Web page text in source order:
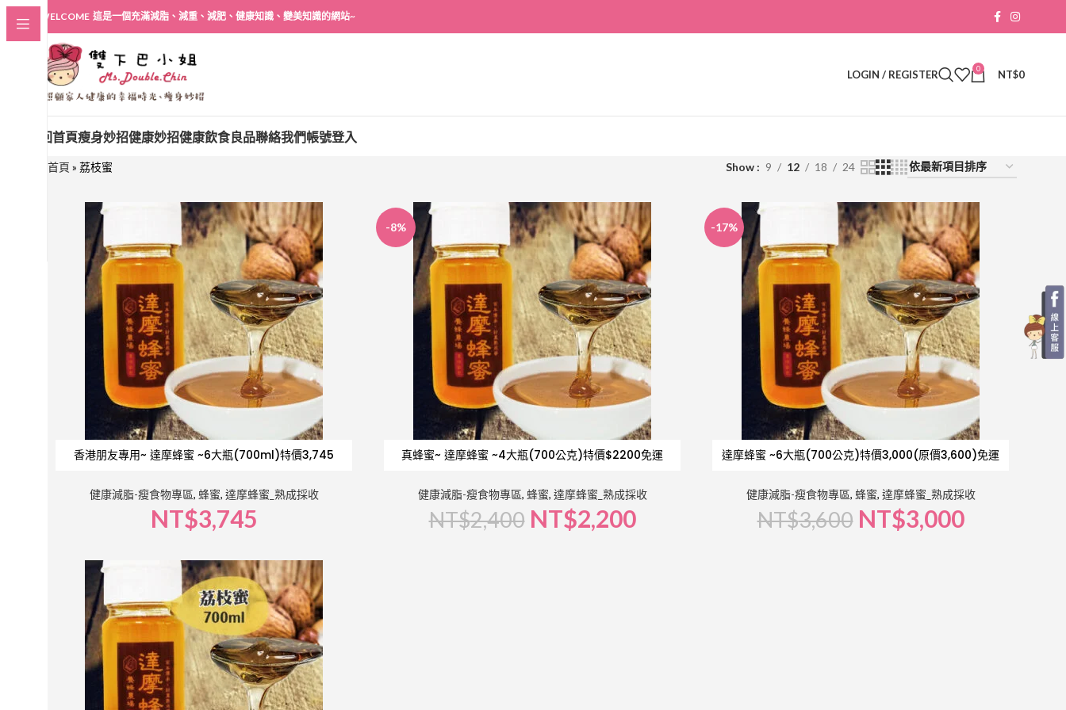
WELCOME 這是一個充滿減脂、減重、減肥、健康知識、變美知識的網站~
LOGIN / REGISTER 0 NT$0
回首頁瘦身妙招健康妙招健康飲食良品聯絡我們帳號登入
首頁 » 荔枝蜜 Show 9 12 18 24
香港朋友專用~ 達摩蜂蜜 ~6大瓶(700ml)特價3,745
健康減脂-瘦食物專區, 蜂蜜, 達摩蜂蜜_熟成採收
NT$3,745
-8%
真蜂蜜~ 達摩蜂蜜 ~4大瓶(700公克)特價$2200免運
健康減脂-瘦食物專區, 蜂蜜, 達摩蜂蜜_熟成採收
NT$2,400 NT$2,200
-17%
達摩蜂蜜 ~6大瓶(700公克)特價3,000(原價3,600)免運
健康減脂-瘦食物專區, 蜂蜜, 達摩蜂蜜_熟成採收
NT$3,600 NT$3,000